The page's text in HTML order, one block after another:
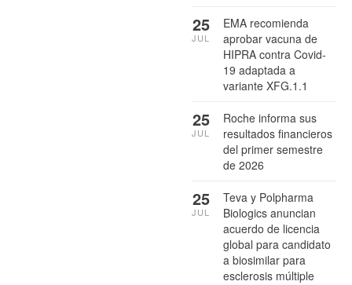
EMA recomienda
aprobar vacuna de
HIPRA contra Covid-
19 adaptada a
variante XFG.1.1
25
JUL
Roche informa sus
resultados financieros
del primer semestre
de 2026
25
JUL
Teva y Polpharma
Biologics anuncian
acuerdo de licencia
global para candidato
a biosimilar para
esclerosis múltiple
25
JUL